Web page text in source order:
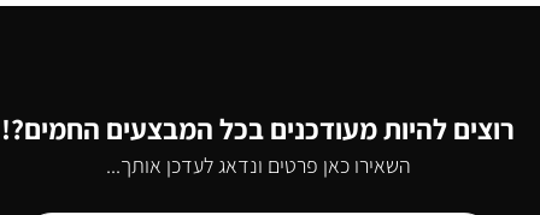
רוצים להיות מעודכנים בכל המבצעים החמים?!
השאירו כאן פרטים ונדאג לעדכן אותך...